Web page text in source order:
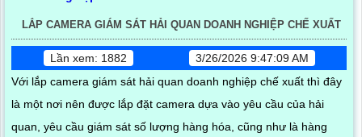
LẮP CAMERA GIÁM SÁT HẢI QUAN DOANH NGHIỆP CHẾ XUẤT
Lần xem: 1882
3/26/2026 9:47:09 AM
Với lắp camera giám sát hải quan doanh nghiệp chế xuất thì đây
là một nơi nên được lắp đặt camera dựa vào yêu cầu của hải
quan, yêu cầu giám sát số lượng hàng hóa, cũng như là hàng